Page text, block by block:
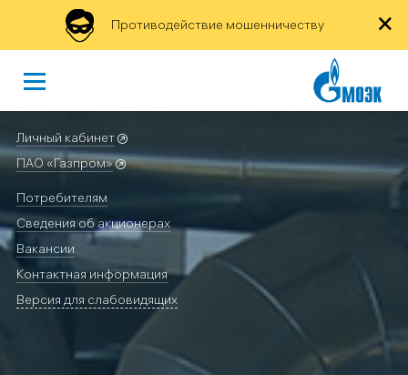
Противодействие мошенничеству ×
Личный кабинет
ПАО «Газпром»
Потребителям
Сведения об акционерах
Вакансии
Контактная информация
Версия для слабовидящих